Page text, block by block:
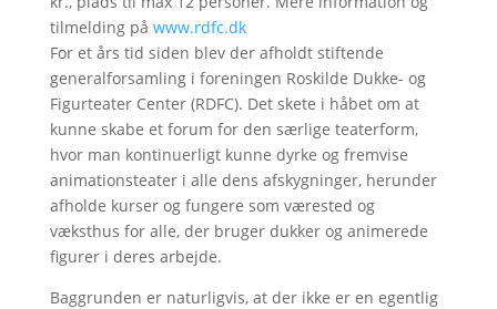
tilmelding på www.rdfc.dk
For et års tid siden blev der afholdt stiftende
generalforsamling i foreningen Roskilde Dukke- og
Figurteater Center (RDFC). Det skete i håbet om at
kunne skabe et forum for den særlige teaterform,
hvor man kontinuerligt kunne dyrke og fremvise
animationsteater i alle dens afskygninger, herunder
afholde kurser og fungere som værested og
væksthus for alle, der bruger dukker og animerede
figurer i deres arbejde.
Baggrunden er naturligvis, at der ikke er en egentlig